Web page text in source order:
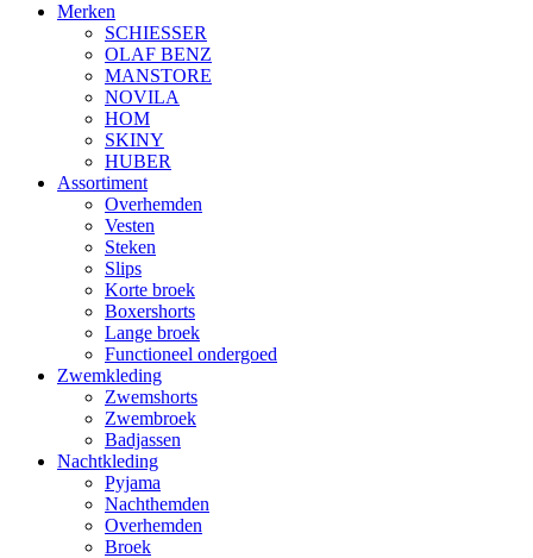
Merken
SCHIESSER
OLAF BENZ
MANSTORE
NOVILA
HOM
SKINY
HUBER
Assortiment
Overhemden
Vesten
Steken
Slips
Korte broek
Boxershorts
Lange broek
Functioneel ondergoed
Zwemkleding
Zwemshorts
Zwembroek
Badjassen
Nachtkleding
Pyjama
Nachthemden
Overhemden
Broek